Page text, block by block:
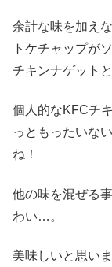
余計な味を加え
トケチャップが
チキンナゲット
個人的なKFCチ
っともったいな
ね！
他の味を混ぜる
わい…。
美味しいと思いま